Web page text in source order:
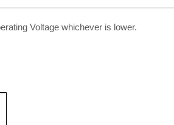
Voltage whichever is lower.